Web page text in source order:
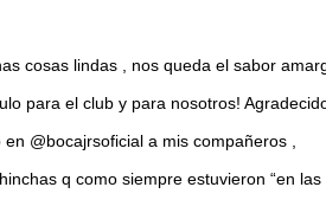
cosas lindas , nos queda el sabor
para el club y para nosotros!
@bocajrsoficial a mis compañeros ,
q como siempre estuvieron “en las